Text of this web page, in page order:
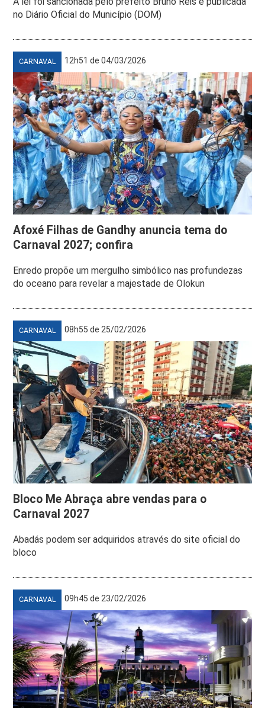
no Diário Oficial do Município (DOM)
CARNAVAL 12h51 de 04/03/2026
Afoxé Filhas de Gandhy anuncia tema do
Carnaval 2027; confira
Enredo propõe um mergulho simbólico nas profundezas
do oceano para revelar a majestade de Olokun
CARNAVAL 08h55 de 25/02/2026
Bloco Me Abraça abre vendas para o
Carnaval 2027
Abadás podem ser adquiridos através do site oficial do
bloco
CARNAVAL 09h45 de 23/02/2026